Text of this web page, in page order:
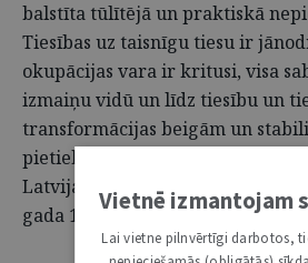
balstīta tūlītējā un praktiskā
Tiesības uz taisnīgu tiesu ir
okupācijas vara ir kritusi, visa
izmaiņu vidū un līdz tiesību un
transformācijas beigām un
pietiekami tāls ceļš ejams. To
Latvijas Civilprocesa kodeksa
gada 1. martam (Latvijas
Vietnē izmantojam
Lai vietne pilnvērtīgi darbotos,